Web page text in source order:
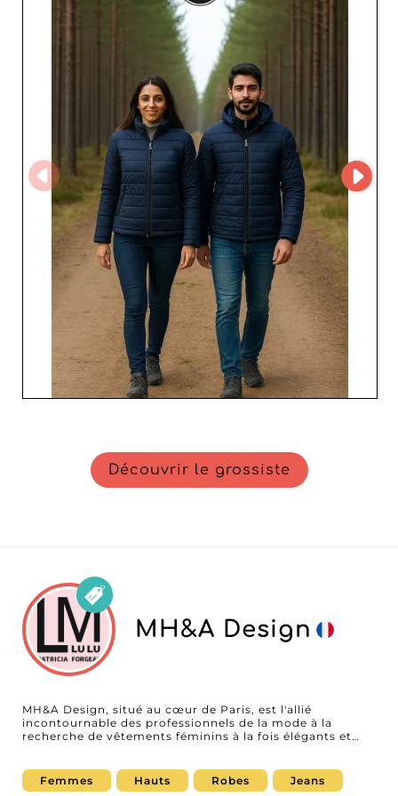
en toute sérénité. La fiabilité de Raiber se traduit par des
délais de livraison respectés et des stocks constamment
approvisionnés, garantissant la disponibilité des produits
même lors des fortes demandes saisonnières. En
collaborant avec Raiber et son groupement d’usines, les
professionnels bénéficient de nombreux avantages,
notamment des tarifs compétitifs qui optimisent les
marges bénéficiaires de leurs activités. De plus, la
diversité croissantes des produits proposés permet aux
revendeurs d'adapter leurs collections aux goûts
changeants des consommateurs, assurant ainsi une
satisfaction client accrue.
Découvrir le grossiste
MH&A Design
MH&A Design, situé au cœur de Paris, est l'allié
incontournable des professionnels de la mode à la
recherche de vêtements féminins à la fois élégants et
comprenant des manteaux, hauts, bas, denim, robes et
accessoires, répondant aux attentes des boutiques
Femmes Hauts Robes Jeans